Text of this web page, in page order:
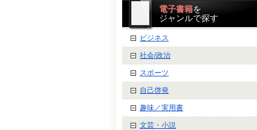
電子書籍を
ジャンルで探す
ビジネス
社会/政治
スポーツ
自己啓発
趣味／実用書
文芸・小説